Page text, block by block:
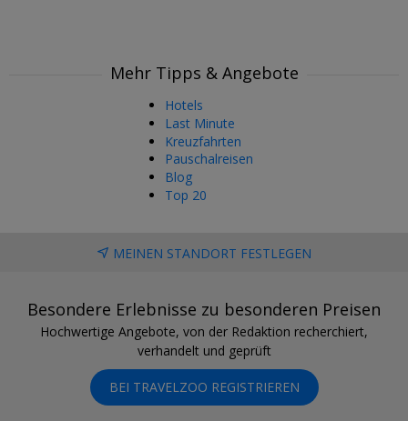
Mehr Tipps & Angebote
Hotels
Last Minute
Kreuzfahrten
Pauschalreisen
Blog
Top 20
MEINEN STANDORT FESTLEGEN
Besondere Erlebnisse zu besonderen Preisen
Hochwertige Angebote, von der Redaktion recherchiert,
verhandelt und geprüft
BEI TRAVELZOO REGISTRIEREN